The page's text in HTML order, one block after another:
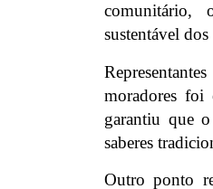
comunitário,
sustentável
moradores foi
garantiu que
saberes
Outro ponto